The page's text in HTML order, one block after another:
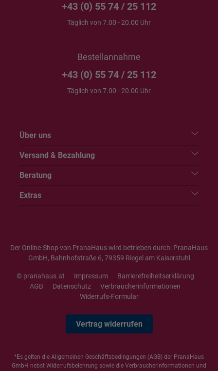
+43 (0) 55 74 / 25 112
Täglich von 7.00 - 20.00 Uhr
Bestellannahme
+43 (0) 55 74 / 25 112
Täglich von 7.00 - 20.00 Uhr
Über uns
Versand & Bezahlung
Beratung
Extras
Der Online-Shop von PranaHaus wird betrieben durch: PranaHaus
GmbH, Bahnhofstraße 6, 79359 Riegel am Kaiserstuhl
© pranahaus.at Impressum
Barrierefreiheitserklärung
AGB
Datenschutz
Verbraucherinformationen
Widerrufs-Formular
Vertrag widerrufen
*Es gelten die Allgemeinen Geschäftsbedingungen (AGB) der PranaHaus
GmbH nebst Widerrufsbelehrung sowie die Verbraucherinformationen und